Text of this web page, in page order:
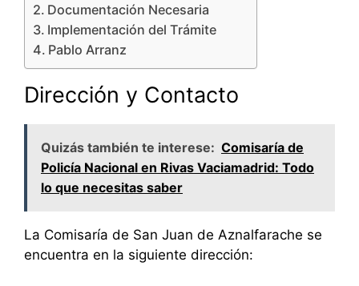
Documentación Necesaria
Implementación del Trámite
Pablo Arranz
Dirección y Contacto
Quizás también te interese: Comisaría de
Policía Nacional en Rivas Vaciamadrid: Todo
lo que necesitas saber
La Comisaría de San Juan de Aznalfarache se
encuentra en la siguiente dirección: